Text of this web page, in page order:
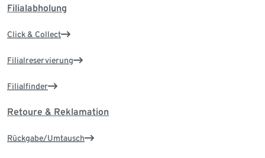
Filialabholung
Click & Collect
Filialreservierung
Filialfinder
Retoure & Reklamation
Rückgabe/Umtausch